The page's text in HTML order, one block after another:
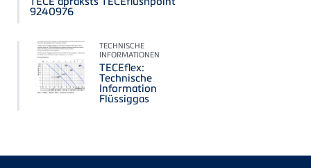
9240976
TECHNISCHE
INFORMATIONEN
TECEflex:
Technische
Information
Flüssiggas